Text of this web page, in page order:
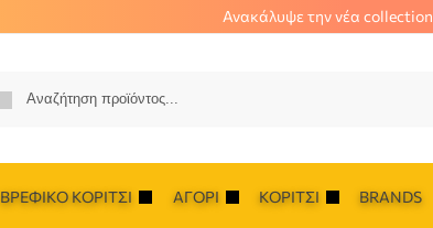
Ανακάλυψε την νέα collection
ΒΡΕΦΙΚΌ ΚΟΡΊΤΣΙ ΑΓΌΡΙ ΚΟΡΊΤΣΙ BRANDS